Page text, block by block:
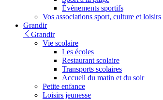
Événements sportifs
Vos associations sport, culture et loisirs
Grandir
Grandir
Vie scolaire
Les écoles
Restaurant scolaire
Transports scolaires
Accueil du matin et du soir
Petite enfance
Loisirs jeunesse